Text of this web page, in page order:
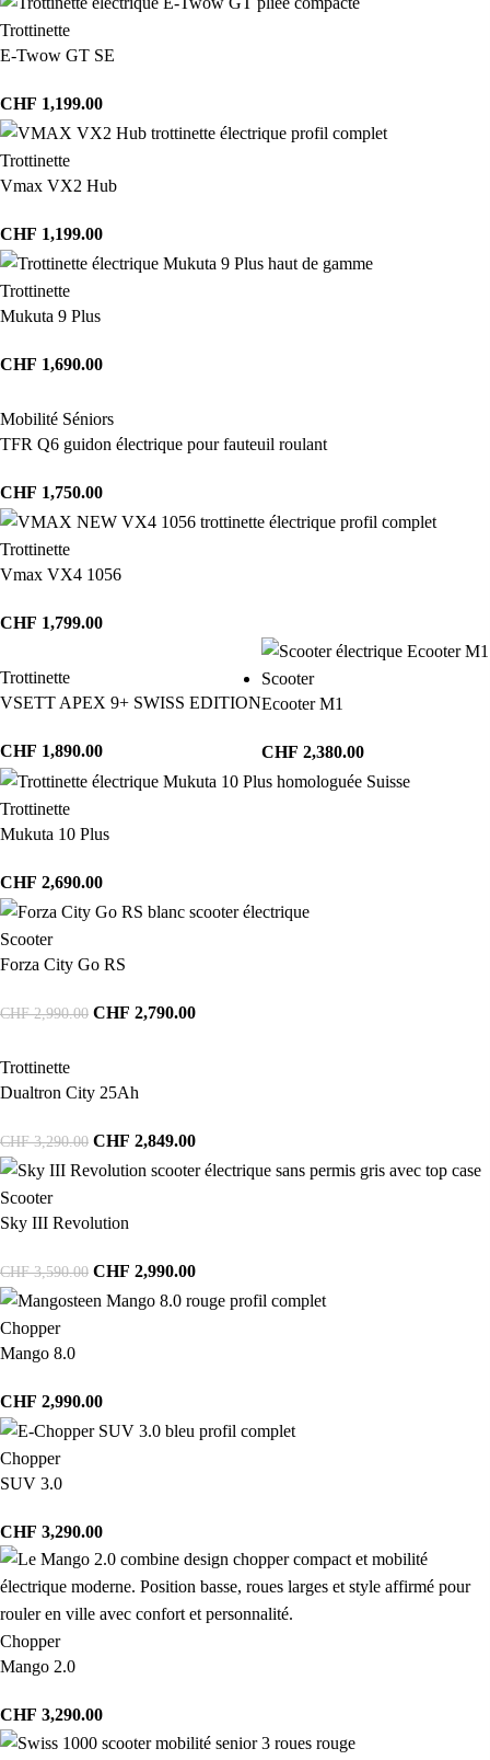
Trottinette
E-Twow GT SE
CHF 1,199.00
Trottinette
Vmax VX2 Hub
CHF 1,199.00
Trottinette
Mukuta 9 Plus
CHF 1,690.00
Mobilité Séniors
TFR Q6 guidon électrique pour fauteuil roulant
CHF 1,750.00
Trottinette
Vmax VX4 1056
CHF 1,799.00
Trottinette
VSETT APEX 9+ SWISS EDITION
CHF 1,890.00
Scooter
Ecooter M1
CHF 2,380.00
Trottinette
Mukuta 10 Plus
CHF 2,690.00
Scooter
Forza City Go RS
CHF2,990.00 CHF 2,790.00
Trottinette
Dualtron City 25Ah
CHF3,290.00 CHF 2,849.00
Scooter
Sky III Revolution
CHF3,590.00 CHF 2,990.00
Chopper
Mango 8.0
CHF 2,990.00
Chopper
SUV 3.0
CHF 3,290.00
Chopper
Mango 2.0
CHF 3,290.00